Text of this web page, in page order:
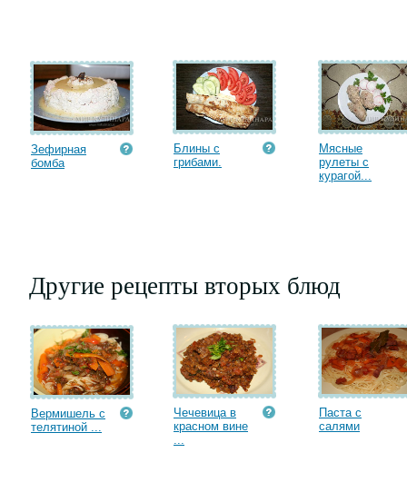
Зефирная
бомба
Блины с
грибами.
Мясные
рулеты с
курагой...
Другие рецепты вторых блюд
Вермишель с
телятиной ...
Чечевица в
красном вине
...
Паста с
салями